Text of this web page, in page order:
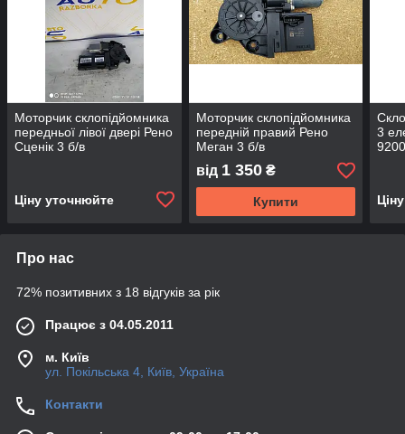
Моторчик склопідйомника
передньої лівої двері Рено
Сценік 3 б/в
Ціну уточнюйте
Моторчик склопідйомника
передній правий Рено
Меган 3 б/в
від 1 350₴
Купити
3
Про нас
72% позитивних з 18 відгуків за рік
Працює з 04.05.2011
м. Київ
ул. Покільська 4, Київ, Україна
Контакти